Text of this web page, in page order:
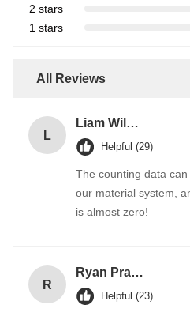
2 stars
1 stars
All Reviews
L
Liam Wilson
Helpful (29)
The counting data
our material system,
is almost zero!
R
Ryan Pranoto
Helpful (23)